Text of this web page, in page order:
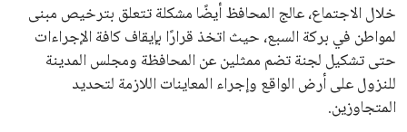
خلال الاجتماع، عالج المحافظ أيضًا مشكلة تتعلق بترخيص مبنى
لمواطن في بركة السبع، حيث اتخذ قرارًا بإيقاف كافة الإجراءات
حتى تشكيل لجنة تضم ممثلين عن المحافظة ومجلس المدينة
للنزول على أرض الواقع وإجراء المعاينات اللازمة لتحديد
المتجاوزين.